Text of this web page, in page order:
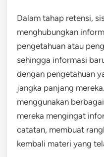
Dalam tahap retensi,
menghubungkan
pengetahuan atau
sehingga informasi
dengan pengetahuan
jangka panjang
menggunakan
mereka mengingat
catatan, membuat
kembali materi yang